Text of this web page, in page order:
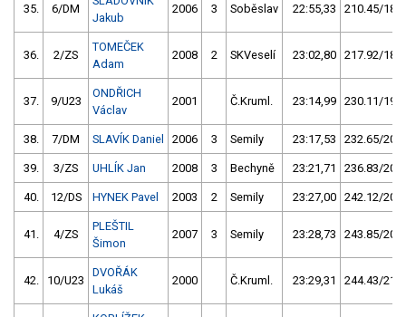
35. 6/DM
Jakub
2006 3 Soběslav 22:55,33 210.45/18,1
36. 2/ZS
TOMEČEK
Adam
2008 2 SKVeselí 23:02,80 217.92/18,7
37. 9/U23
ONDŘICH
Václav
2001 Č.Kruml. 23:14,99 230.11/19,8
38. 7/DM SLAVÍK Daniel 2006 3 Semily 23:17,53 232.65/20,0
39. 3/ZS UHLÍK Jan 2008 3 Bechyně 23:21,71 236.83/20,3
40. 12/DS HYNEK Pavel 2003 2 Semily 23:27,00 242.12/20,8
41. 4/ZS
PLEŠTIL
Šimon
2007 3 Semily 23:28,73 243.85/20,9
42. 10/U23
DVOŘÁK
Lukáš
2000 Č.Kruml. 23:29,31 244.43/21,0